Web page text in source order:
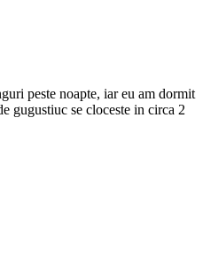
peste noapte, iar eu am dormit
gugustiuc se cloceste in circa 2